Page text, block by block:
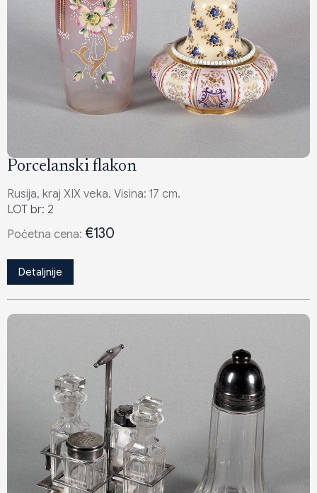
Porcelanski flakon
Rusija, kraj XIX veka. Visina: 17 cm.
LOT br: 2
Poċetna cena: €130
Detaljnije